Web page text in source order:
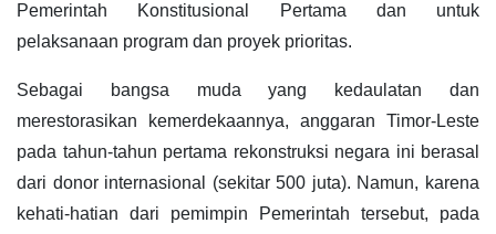
Pemerintah Konstitusional Pertama dan untuk
pelaksanaan program dan proyek prioritas.
Sebagai bangsa muda yang kedaulatan dan
merestorasikan kemerdekaannya, anggaran Timor-Leste
pada tahun-tahun pertama rekonstruksi negara ini berasal
dari donor internasional (sekitar 500 juta). Namun, karena
kehati-hatian dari pemimpin Pemerintah tersebut, pada